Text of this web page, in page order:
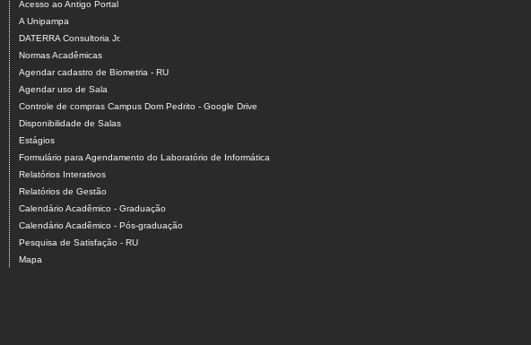
Acesso ao Antigo Portal
A Unipampa
DATERRA Consultoria Jr.
Normas Acadêmicas
Agendar cadastro de Biometria - RU
Agendar uso de Sala
Controle de compras Campus Dom Pedrito - Google Drive
Disponibilidade de Salas
Estágios
Formulário para Agendamento do Laboratório de Informática
Relatórios Interativos
Relatórios de Gestão
Calendário Acadêmico - Graduação
Calendário Acadêmico - Pós-graduação
Pesquisa de Satisfação - RU
Mapa